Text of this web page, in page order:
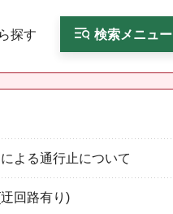
探す 検索メニュー
よる通行止について
回路有り)